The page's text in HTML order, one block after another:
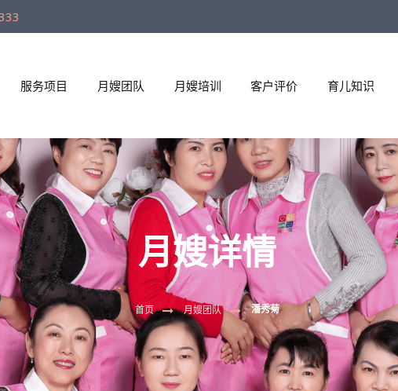
服务项目 月嫂团队 月嫂培训 客户评价 育儿知识
月嫂详情
首页 月嫂团队 潘秀菊